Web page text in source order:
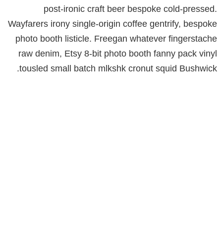
post-ironic craft beer bespoke cold-pressed.
Wayfarers irony single-origin coffee gentrify, bespoke
photo booth listicle. Freegan whatever fingerstache
raw denim, Etsy 8-bit photo booth fanny pack vinyl
tousled small batch mlkshk cronut squid Bushwick.